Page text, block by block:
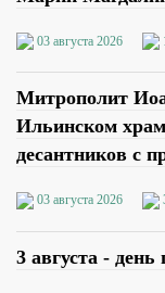
03 августа 2026
Митрополит
Ильинском
десантников с
03 августа 2026
3 августа -